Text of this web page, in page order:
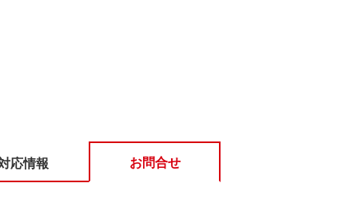
応情報 お問合せ